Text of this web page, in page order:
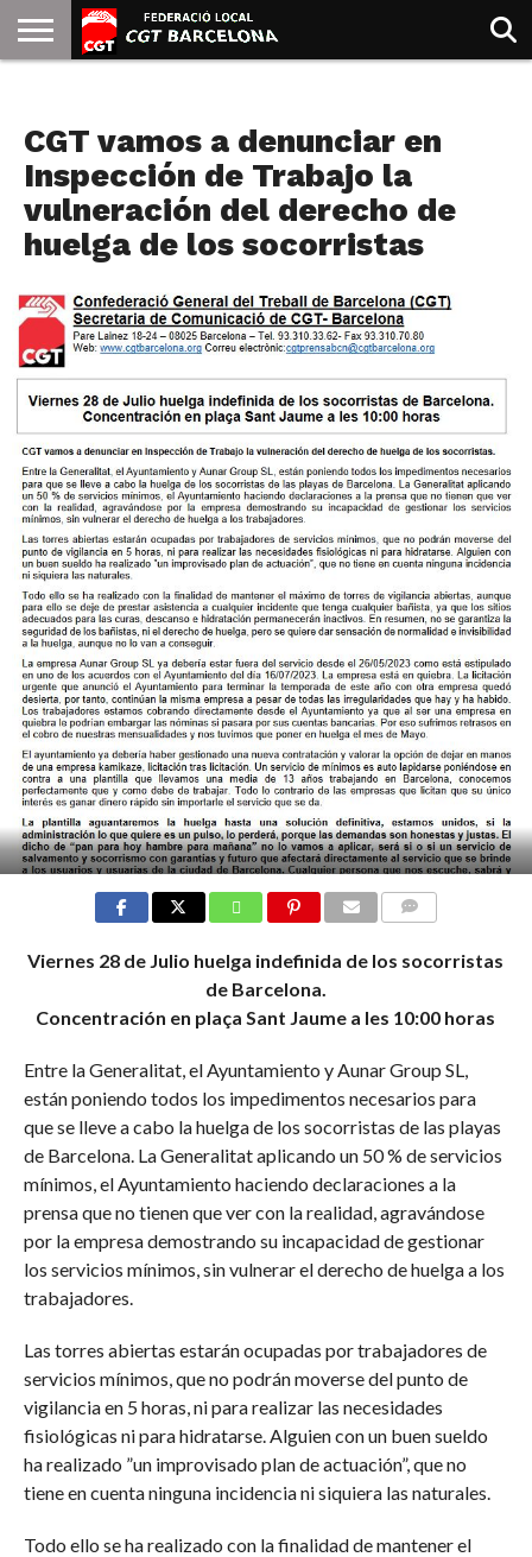
GOLDMAN
CGT vamos a denunciar en
Inspección de Trabajo la
vulneración del derecho de
huelga de los socorristas
Viernes 28 de Julio huelga indefinida de los socorristas
de Barcelona.
Concentración en plaça Sant Jaume a les 10:00 horas
Entre la Generalitat, el Ayuntamiento y Aunar Group SL,
están poniendo todos los impedimentos necesarios para
que se lleve a cabo la huelga de los socorristas de las playas
de Barcelona. La Generalitat aplicando un 50 % de servicios
mínimos, el Ayuntamiento haciendo declaraciones a la
prensa que no tienen que ver con la realidad, agravándose
por la empresa demostrando su incapacidad de gestionar
los servicios mínimos, sin vulnerar el derecho de huelga a los
trabajadores.
Las torres abiertas estarán ocupadas por trabajadores de
servicios mínimos, que no podrán moverse del punto de
vigilancia en 5 horas, ni para realizar las necesidades
fisiológicas ni para hidratarse. Alguien con un buen sueldo
ha realizado ”un improvisado plan de actuación”, que no
tiene en cuenta ninguna incidencia ni siquiera las naturales.
Todo ello se ha realizado con la finalidad de mantener el